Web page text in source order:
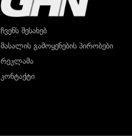
ჩვენს შესახებ
მასალის გამოყენების პირობები
რეკლამა
კონტაქტი